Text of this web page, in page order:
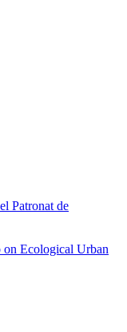
Patronat de
Ecological Urban